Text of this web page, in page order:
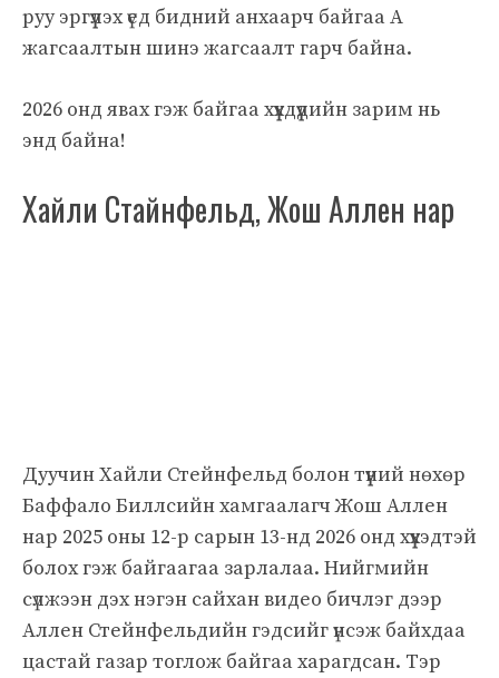
руу эргүүлэх үед бидний анхаарч байгаа А
жагсаалтын шинэ жагсаалт гарч байна.
2026 онд явах гэж байгаа хүүхдүүдийн зарим нь
энд байна!
Хайли Стайнфельд, Жош Аллен нар
Дуучин Хайли Стейнфельд болон түүний нөхөр
Баффало Биллсийн хамгаалагч Жош Аллен
нар 2025 оны 12-р сарын 13-нд 2026 онд хүүхэдтэй
болох гэж байгаагаа зарлалаа. Нийгмийн
сүлжээн дэх нэгэн сайхан видео бичлэг дээр
Аллен Стейнфельдийн гэдсийг үнсэж байхдаа
цастай газар тоглож байгаа харагдсан. Тэр